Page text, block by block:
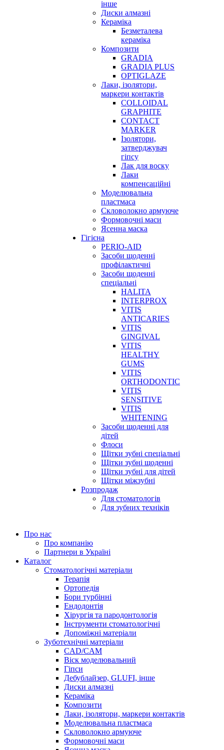
інше
Диски алмазні
Кераміка
Безметалева
кераміка
Композити
GRADIA
GRADIA PLUS
OPTIGLAZE
Лаки, ізолятори,
маркери контактів
COLLOIDAL
GRAPHITE
CONTACT
MARKER
Ізолятори,
затверджувач
гіпсу
Лак для воску
Лаки
компенсаційні
Моделювальна
пластмаса
Скловолокно армуюче
Формовочні маси
Ясенна маска
Гігієна
PERIO-AID
Засоби щоденні
профілактичні
Засоби щоденні
спеціальні
HALITA
INTERPROX
VITIS
ANTICARIES
VITIS
GINGIVAL
VITIS
HEALTHY
GUMS
VITIS
ORTHODONTIC
VITIS
SENSITIVE
VITIS
WHITENING
Засоби щоденні для
дітей
Флоси
Щітки зубні спеціальні
Щітки зубні щоденні
Щітки зубні для дітей
Щітки міжзубні
Розпродаж
Для стоматологів
Для зубних техніків
Про нас
Про компанію
Партнери в Україні
Каталог
Стоматологічні матеріали
Терапія
Ортопедія
Бори турбінні
Ендодонтія
Хірургія та пародонтологія
Інструменти стоматологічні
Допоміжні матеріали
Зуботехнічні матеріали
CAD/CAM
Віск моделювальний
Гіпси
Дебублайзер, GLUFI, інше
Диски алмазні
Кераміка
Композити
Лаки, ізолятори, маркери контактів
Моделювальна пластмаса
Скловолокно армуюче
Формовочні маси